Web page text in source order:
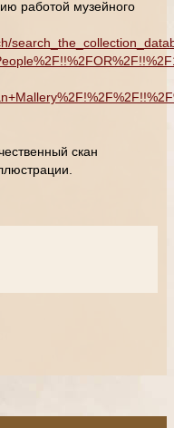
работой музейного
скан